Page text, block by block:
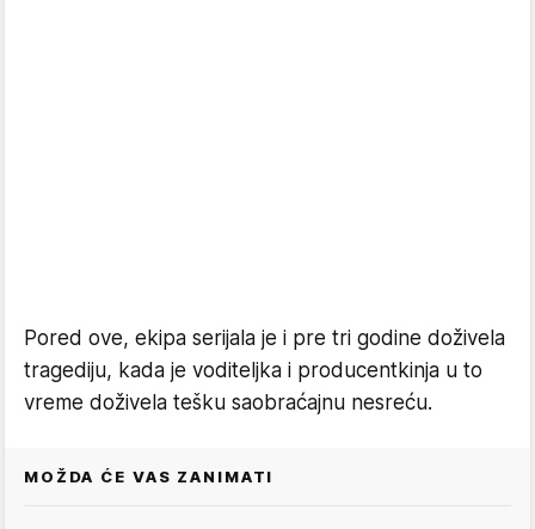
Pored ove, ekipa serijala je i pre tri godine doživela
tragediju, kada je voditeljka i producentkinja u to
vreme doživela tešku saobraćajnu nesreću.
MOŽDA ĆE VAS ZANIMATI